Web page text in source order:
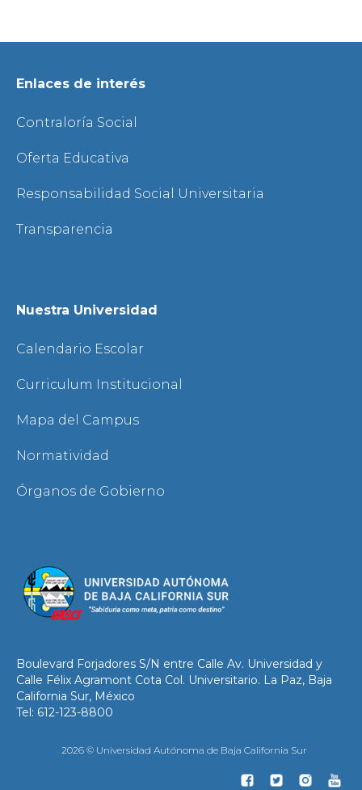
Enlaces de interés
Contraloría Social
Oferta Educativa
Responsabilidad Social Universitaria
Transparencia
Nuestra Universidad
Calendario Escolar
Curriculum Institucional
Mapa del Campus
Normatividad
Órganos de Gobierno
Boulevard Forjadores S/N entre Calle Av. Universidad y
Calle Félix Agramont Cota Col. Universitario. La Paz, Baja
California Sur, México
Tel: 612-123-8800
2026 © Universidad Autónoma de Baja California Sur